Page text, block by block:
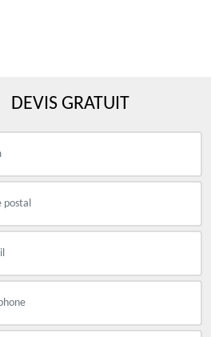
DEVIS GRATUIT